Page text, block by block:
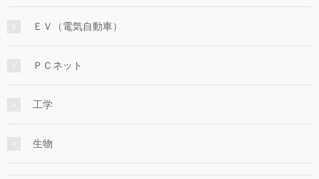
ＥＶ（電気自動車）
ＰＣネット
工学
生物